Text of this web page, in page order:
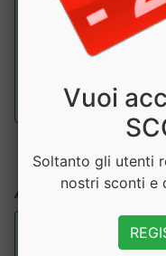
Proteine
Articoli simili:
Vuoi
Soltanto gli utenti
nostri sconti e